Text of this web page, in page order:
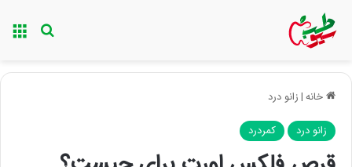
خانه|زانو درد
زانو درد کمردرد